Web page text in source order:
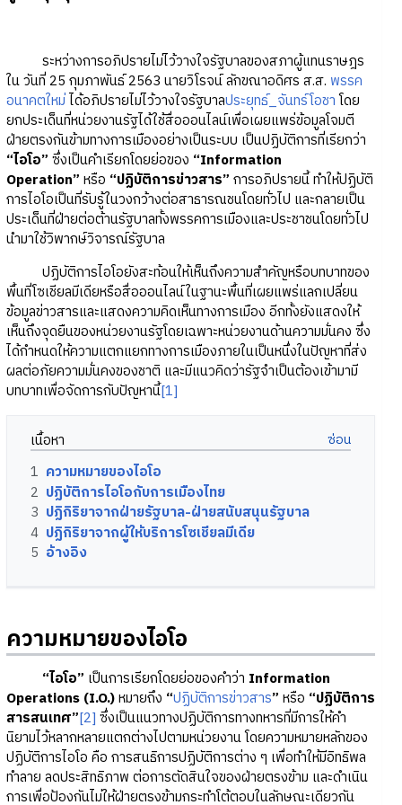
ระหว่างการอภิปรายไม่ไว้วางใจรัฐบาลของสภาผู้แทนราษฎร
ใน วันที่ 25 กุมภาพันธ์ 2563 นายวิโรจน์ ลักขณาอดิศร ส.ส. พรรค
อนาคตใหม่ได้อภิปรายไม่ไว้วางใจรัฐบาลประยุทธ์_จันทร์โอชาโดย
ยกประเด็นที่หน่วยงานรัฐได้ใช้สื่อออนไลน์เพื่อเผยแพร่ข้อมูลโจมตี
ฝ่ายตรงกันข้ามทางการเมืองอย่างเป็นระบบ เป็นปฏิบัติการที่เรียกว่า
“ไอโอ” ซึ่งเป็นคำเรียกโดยย่อของ “Information
Operation” หรือ “ปฏิบัติการข่าวสาร” การอภิปรายนี้ ทำให้ปฏิบัติ
การไอโอเป็นที่รับรู้ในวงกว้างต่อสาธารณชนโดยทั่วไป และกลายเป็น
ประเด็นที่ฝ่ายต่อต้านรัฐบาลทั้งพรรคการเมืองและประชาชนโดยทั่วไป
นำมาใช้วิพากษ์วิจารณ์รัฐบาล
ปฏิบัติการไอโอยังสะท้อนให้เห็นถึงความสำคัญหรือบทบาทของ
พื้นที่โซเชียลมีเดียหรือสื่อออนไลน์ในฐานะพื้นที่เผยแพร่แลกเปลี่ยน
ข้อมูลข่าวสารและแสดงความคิดเห็นทางการเมือง อีกทั้งยังแสดงให้
เห็นถึงจุดยืนของหน่วยงานรัฐโดยเฉพาะหน่วยงานด้านความมั่นคง ซึ่ง
ได้กำหนดให้ความแตกแยกทางการเมืองภายในเป็นหนึ่งในปัญหาที่ส่ง
ผลต่อภัยความมั่นคงของชาติ และมีแนวคิดว่ารัฐจำเป็นต้องเข้ามามี
บทบาทเพื่อจัดการกับปัญหานี้[1]
เนื้อหา
1 ความหมายของไอโอ
2 ปฏิบัติการไอโอกับการเมืองไทย
3 ปฏิกิริยาจากฝ่ายรัฐบาล-ฝ่ายสนับสนุนรัฐบาล
4 ปฏิกิริยาจากผู้ให้บริการโซเชียลมีเดีย
5 อ้างอิง
ความหมายของไอโอ
“ไอโอ” เป็นการเรียกโดยย่อของคำว่า Information
Operations (I.O.)หมายถึง “ปฏิบัติการข่าวสาร” หรือ “ปฏิบัติการ
สารสนเทศ”[2] ซึ่งเป็นแนวทางปฏิบัติการทางทหารที่มีการให้คำ
นิยามไว้หลากหลายแตกต่างไปตามหน่วยงาน โดยความหมายหลักของ
ปฏิบัติการไอโอ คือ การสนธิการปฏิบัติการต่าง ๆ เพื่อทำให้มีอิทธิพล
ทำลาย ลดประสิทธิภาพ ต่อการตัดสินใจของฝ่ายตรงข้าม และดำเนิน
การเพื่อป้องกันไม่ให้ฝ่ายตรงข้ามกระทำโต้ตอบในลักษณะเดียวกัน